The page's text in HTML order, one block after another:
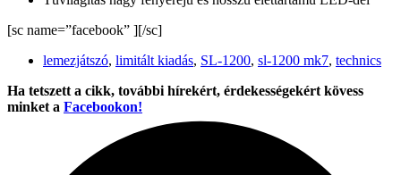
[sc name=”facebook” ][/sc]
lemezjátszó, limitált kiadás, SL-1200, sl-1200 mk7, technics
Ha tetszett a cikk, további hírekért, érdekességekért kövess
minket a Facebookon!